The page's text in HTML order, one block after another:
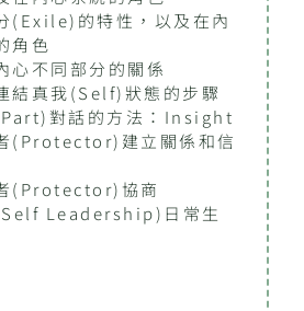
(Exile)的特性，以及在內
角色
心不同部分的關係
結真我(Self)狀態的步驟
對話的方法：Insight
(Protector)建立關係和信
(Protector)協商
Leadership)日常生